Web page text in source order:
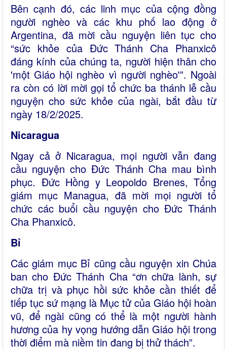
Bên cạnh đó, các linh mục của cộng đồng
người nghèo và các khu phố lao động ở
Argentina, đã mời cầu nguyện liên tục cho
“sức khỏe của Đức Thánh Cha Phanxicô
đáng kính của chúng ta, người hiện thân cho
'một Giáo hội nghèo vì người nghèo'”. Ngoài
ra còn có lời mời gọi tổ chức ba thánh lễ cầu
nguyện cho sức khỏe của ngài, bắt đầu từ
ngày 18/2/2025.
Nicaragua
Ngay cả ở Nicaragua, mọi người vẫn đang
cầu nguyện cho Đức Thánh Cha mau bình
phục. Đức Hồng y Leopoldo Brenes, Tổng
giám mục Managua, đã mời mọi người tổ
chức các buổi cầu nguyện cho Đức Thánh
Cha Phanxicô.
Bỉ
Các giám mục Bỉ cũng cầu nguyện xin Chúa
ban cho Đức Thánh Cha “ơn chữa lành, sự
chữa trị và phục hồi sức khỏe cần thiết để
tiếp tục sứ mạng là Mục tử của Giáo hội hoàn
vũ, để ngài cũng có thể là một người hành
hương của hy vọng hướng dẫn Giáo hội trong
thời điểm mà niềm tin đang bị thử thách”.